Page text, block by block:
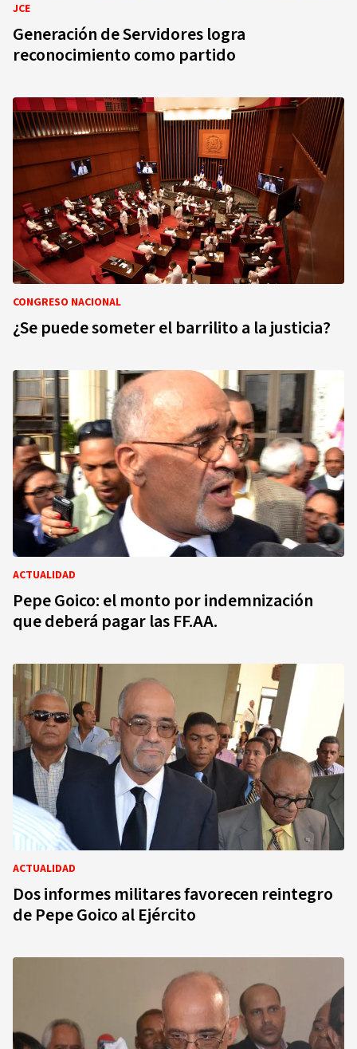
JCE
Generación de Servidores logra
reconocimiento como partido
CONGRESO NACIONAL
¿Se puede someter el barrilito a la justicia?
ACTUALIDAD
Pepe Goico: el monto por indemnización
que deberá pagar las FF.AA.
ACTUALIDAD
Dos informes militares favorecen reintegro
de Pepe Goico al Ejército